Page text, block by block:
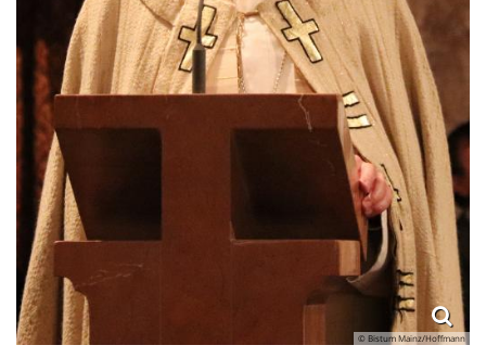
© Bistum Mainz/Hoffmann